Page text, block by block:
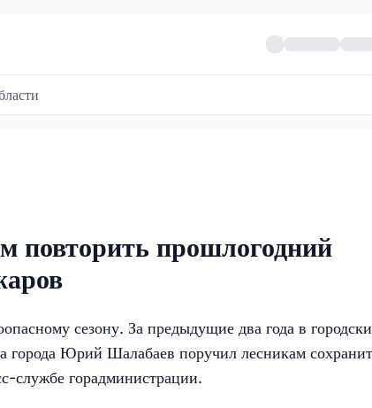
повторить прошлогодний
сезону. За предыдущие два года в
города Юрий Шалабаев поручил лесникам
службе горадминистрации.